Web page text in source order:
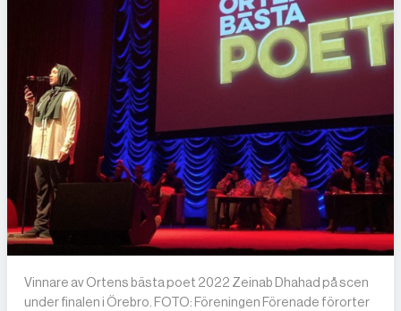
Vinnare av Ortens bästa poet 2022 Zeinab Dhahad på scen
under finalen i Örebro. FOTO: Föreningen Förenade förorter